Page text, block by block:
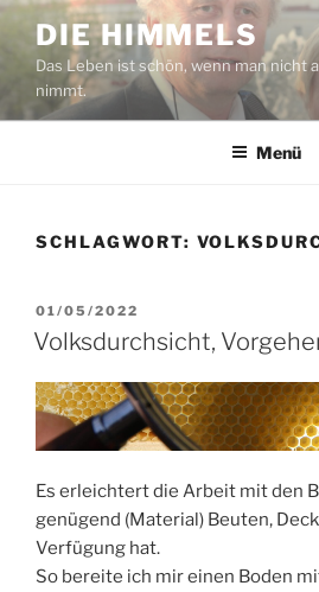
Zum
Inhalt
springen
DIE HIMMELS
Das Leben ist schön, wenn man nicht
nimmt.
Menü
SCHLAGWORT:
VERÖFFENTLICHT
AM
01/05/2022
Volksdurchsicht,
Es erleichtert die Arbeit mit den
genügend (Material) Beuten,
Verfügung hat.
So bereite ich mir einen Boden